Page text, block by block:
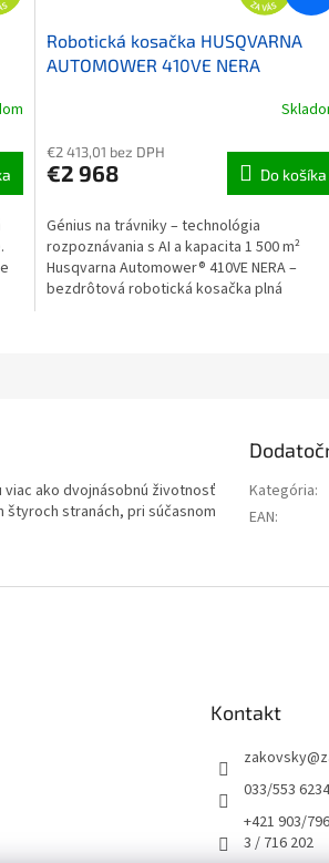
Robotická kosačka HUSQVARNA
AUTOMOWER 410VE NERA
€2 413,01 bez DPH
€2 968 Do košíka
Génius na trávniky – technológia
rozpoznávania s AI a kapacita 1 500 m²
Husqvarna Automower® 410VE NERA –
bezdrôtová robotická kosačka plná
ako dvojnásobnú životnosť
stranách, pri súčasnom
Kategória:
EAN:
Kontakt
zakovsky@
033/553 6234
+421 903/
3 / 716 202